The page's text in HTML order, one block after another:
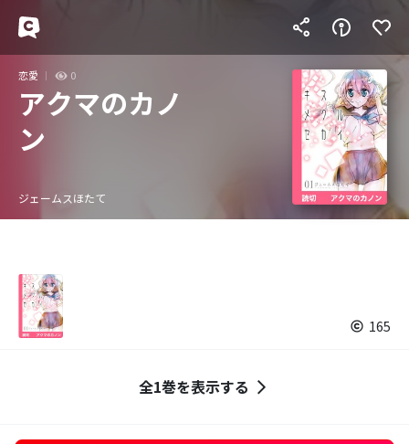
恋愛 0
アクマのカノ
ン
ジェームスほたて
165
全1巻を表示する